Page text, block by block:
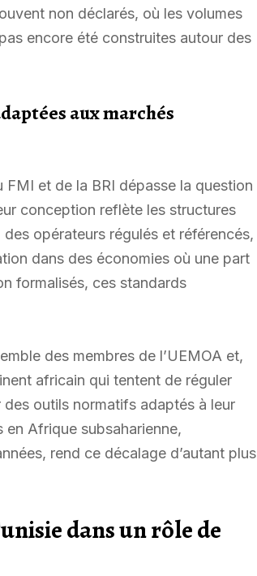
non déclarés, où les volumes
encore été construites autour des
aux marchés
et de la BRI dépasse la question
conception reflète les structures
opérateurs régulés et référencés,
dans des économies où une part
formalisés, ces standards
des membres de l’UEMOA et,
africain qui tentent de réguler
outils normatifs adaptés à leur
Afrique subsaharienne,
rend ce décalage d’autant plus
dans un rôle de